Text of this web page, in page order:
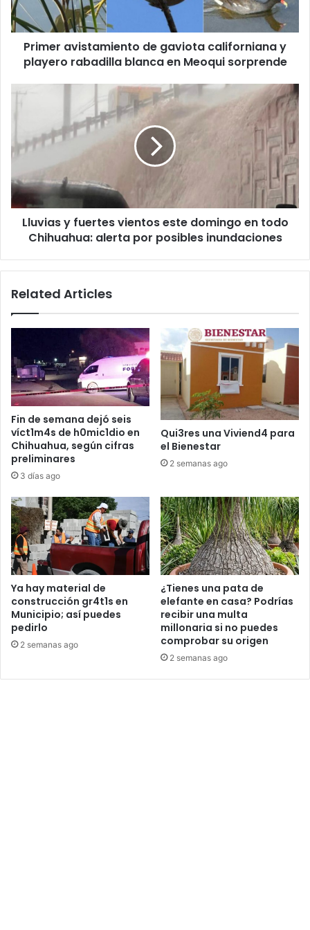
rabadilla
blanca
Meoqui
Primer avistamiento de gaviota californiana y
playero rabadilla blanca en Meoqui sorprende
Lluvias
vientos
este
en
todo
Chihuahua:
alerta
Lluvias y fuertes vientos este domingo en todo
Chihuahua: alerta por posibles inundaciones
Related Articles
Fin de semana dejó seis
víct1m4s de h0mic1dio en
Chihuahua, según cifras
preliminares
3 días ago
Qui3res una Viviend4 para
el Bienestar
2 semanas ago
Ya hay material de
construcción gr4t1s en
Municipio; así puedes
pedirlo
2 semanas ago
¿Tienes una pata de
elefante en casa? Podrías
recibir una multa
millonaria si no puedes
comprobar su origen
2 semanas ago